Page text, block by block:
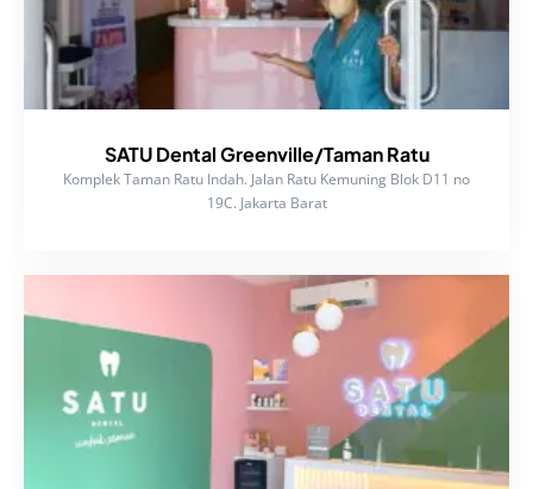
SATU Dental Greenville/Taman Ratu
Komplek Taman Ratu Indah. Jalan Ratu Kemuning Blok D11 no
19C. Jakarta Barat